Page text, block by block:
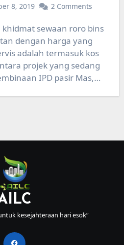
8, 2019 2 Comments
dengan harga yang
adalah termasuk kos
projek yang sedang
IPD pasir Mas,…
kesejahteraan hari esok”